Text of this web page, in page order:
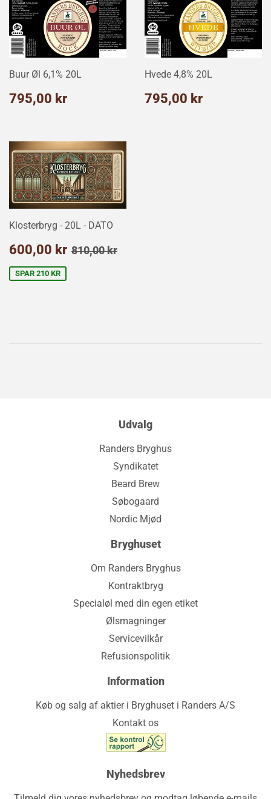
Buur Øl 6,1% 20L
Normalpris
795,00 kr
Hvede 4,8% 20L
Normalpris
795,00 kr
Klosterbryg - 20L - DATO
Udsalgspris
600,00 kr 600,00
Normalpris
810,00 kr
SPAR 210 KR
Udvalg
Randers Bryghus
Syndikatet
Beard Brew
Søbogaard
Nordic Mjød
Bryghuset
Om Randers Bryghus
Kontraktbryg
Specialøl med din egen etiket
Ølsmagninger
Servicevilkår
Refusionspolitik
Information
Køb og salg af aktier i Bryghuset i Randers A/S
Kontakt os
Nyhedsbrev